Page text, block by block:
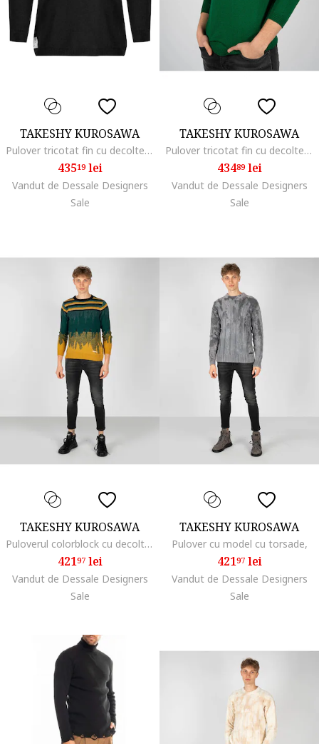
TAKESHY KUROSAWA
Pulover tricotat fin cu decolteu la baza gatului,
43519lei
Vandut de Dessale Designers
Sale
TAKESHY KUROSAWA
Pulover tricotat fin cu decolteu la baza gatului,
43489lei
Vandut de Dessale Designers
Sale
TAKESHY KUROSAWA
Puloverul colorblock cu decolteu la baza gatului,
42197lei
Vandut de Dessale Designers
Sale
TAKESHY KUROSAWA
Pulover cu model cu torsade,
42197lei
Vandut de Dessale Designers
Sale